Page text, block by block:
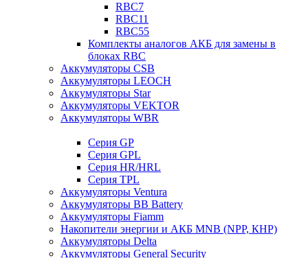
RBC7
RBC11
RBC55
Комплекты аналогов АКБ для замены в
блоках RBC
Аккумуляторы CSB
Аккумуляторы LEOCH
Аккумуляторы Star
Аккумуляторы VEKTOR
Аккумуляторы WBR
Cерия GP
Серия GPL
Серия HR/HRL
Серия TPL
Аккумуляторы Ventura
Аккумуляторы BB Battery
Аккумуляторы Fiamm
Накопители энергии и АКБ MNB (NPP, КНР)
Аккумуляторы Delta
Аккумуляторы General Security